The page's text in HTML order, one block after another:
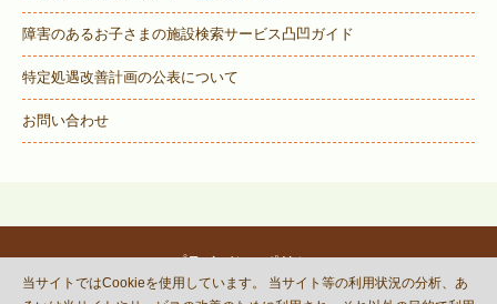
障害のあるお子さまの施設検索サービス凸凹ガイド
特定処遇改善計画の公表について
お問い合わせ
プライバシーポリシー
© DECOBOCO BASE Co.,Ltd.
当サイトではCookieを使用しています。 当サイト等の利用状況の分析、あ